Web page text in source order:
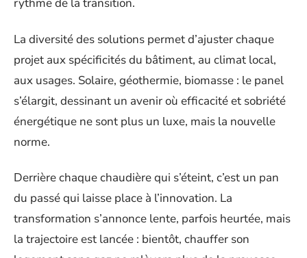
La diversité des solutions permet d’ajuster chaque
projet aux spécificités du bâtiment, au climat local,
aux usages. Solaire, géothermie, biomasse : le panel
s’élargit, dessinant un avenir où efficacité et sobriété
énergétique ne sont plus un luxe, mais la nouvelle
norme.
Derrière chaque chaudière qui s’éteint, c’est un pan
du passé qui laisse place à l’innovation. La
transformation s’annonce lente, parfois heurtée, mais
la trajectoire est lancée : bientôt, chauffer son